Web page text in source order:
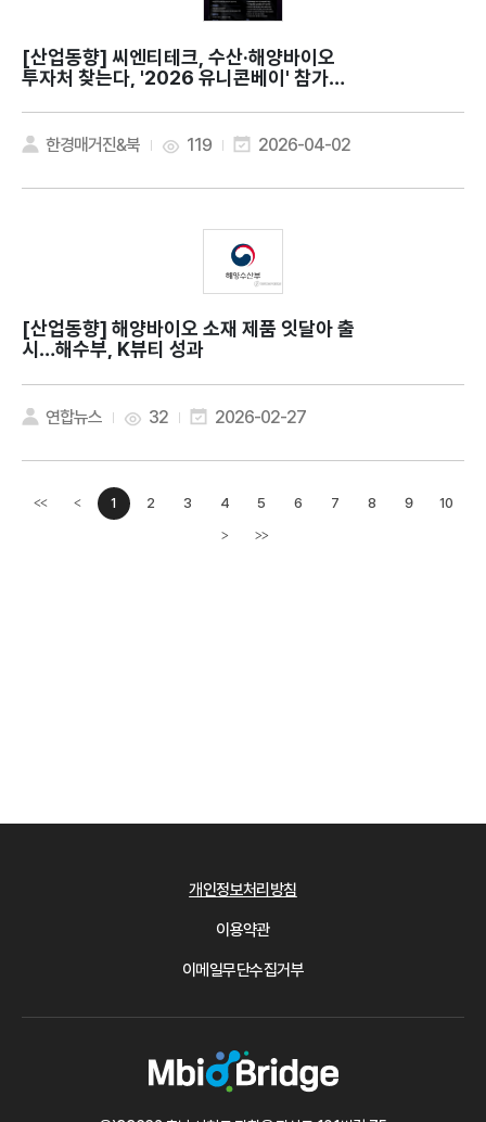
[산업동향]
투자처 찾는다, '2026 유니콘베이' 참가기
한경매거진&북 119 2026-04-02
[산업동향]
시…해수부, K뷰티 성과
연합뉴스 32 2026-02-27
<< <이전페이지
1 2 3 4 5 6 7 8 9 10
>다음페이지
>>
개인정보처리방침
이용약관
이메일무단수집거부